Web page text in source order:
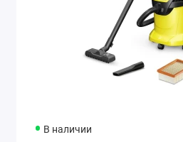
В наличии